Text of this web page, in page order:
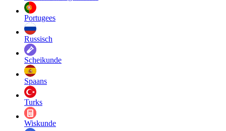
Portugees
Russisch
Scheikunde
Spaans
Turks
Wiskunde